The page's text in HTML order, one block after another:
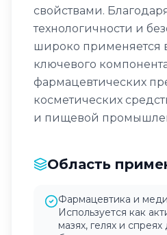
свойствами.
технологичности и
широко применяется
ключевого
фармацевтических
косметических
и пищевой
Область
Фармацевтика и
Используется как
мазях, гелях и